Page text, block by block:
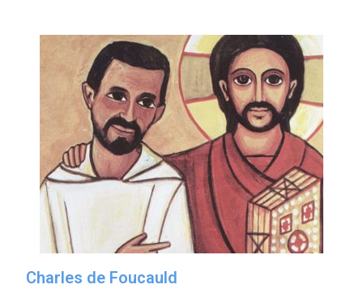
Charles de Foucauld